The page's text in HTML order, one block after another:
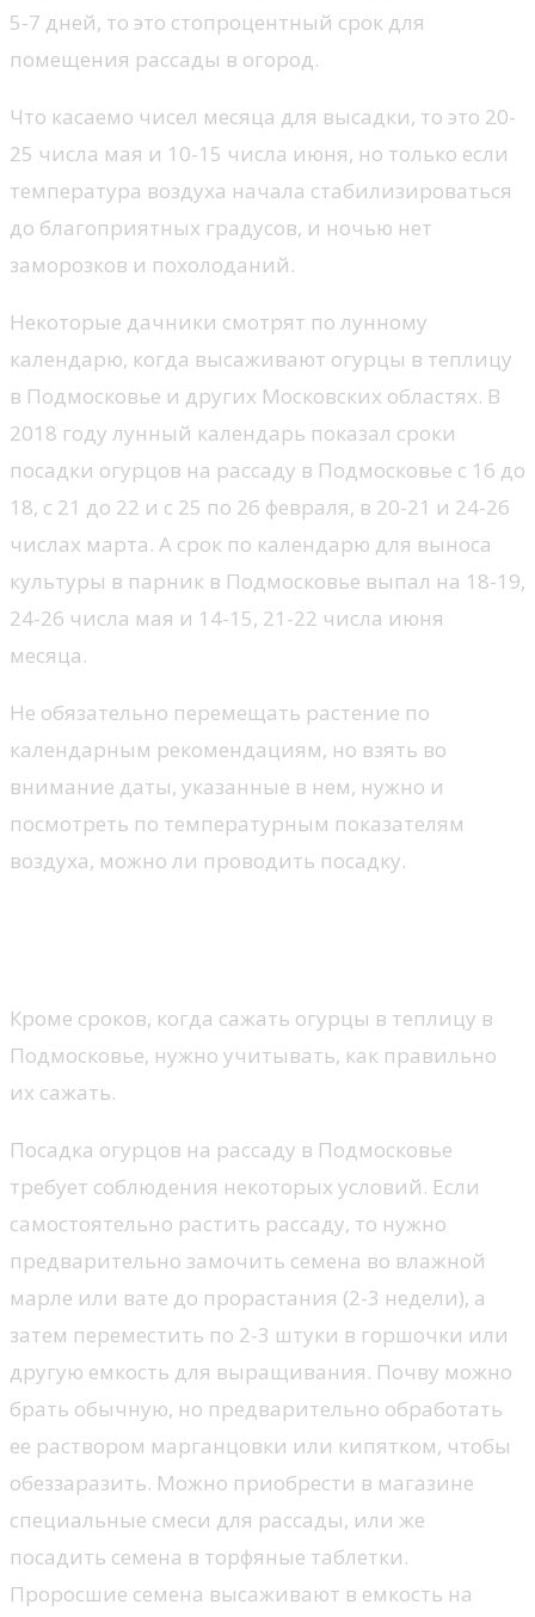
5-7 дней, то это стопроцентный срок для
помещения рассады в огород.
Что касаемо чисел месяца для высадки, то это 20-
25 числа мая и 10-15 числа июня, но только если
температура воздуха начала стабилизироваться
до благоприятных градусов, и ночью нет
заморозков и похолоданий.
Некоторые дачники смотрят по лунному
календарю, когда высаживают огурцы в теплицу
в Подмосковье и других Московских областях. В
2018 году лунный календарь показал сроки
посадки огурцов на рассаду в Подмосковье с 16 до
18, с 21 до 22 и с 25 по 26 февраля, в 20-21 и 24-26
числах марта. А срок по календарю для выноса
культуры в парник в Подмосковье выпал на 18-19,
24-26 числа мая и 14-15, 21-22 числа июня
месяца.
Не обязательно перемещать растение по
календарным рекомендациям, но взять во
внимание даты, указанные в нем, нужно и
посмотреть по температурным показателям
воздуха, можно ли проводить посадку.
Кроме сроков, когда сажать огурцы в теплицу в
Подмосковье, нужно учитывать, как правильно
их сажать.
Посадка огурцов на рассаду в Подмосковье
требует соблюдения некоторых условий. Если
самостоятельно растить рассаду, то нужно
предварительно замочить семена во влажной
марле или вате до прорастания (2-3 недели), а
затем переместить по 2-3 штуки в горшочки или
другую емкость для выращивания. Почву можно
брать обычную, но предварительно обработать
ее раствором марганцовки или кипятком, чтобы
обеззаразить. Можно приобрести в магазине
специальные смеси для рассады, или же
посадить семена в торфяные таблетки.
Проросшие семена высаживают в емкость на